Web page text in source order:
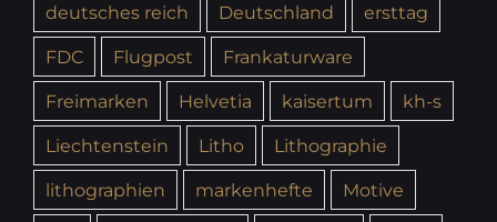
deutsches reich
Deutschland
ersttag
FDC
Flugpost
Frankaturware
Freimarken
Helvetia kaisertum
kh-s
Liechtenstein
Litho
Lithographie
lithographien
markenhefte
Motive